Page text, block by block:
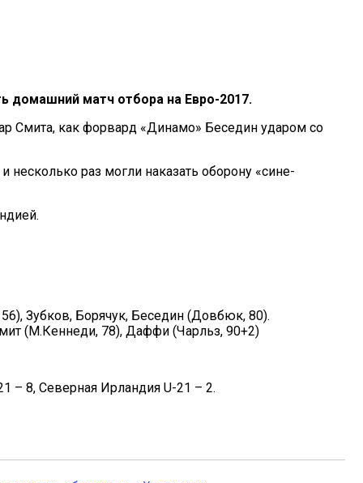
домашний матч отбора на Евро-2017.
Смита, как форвард «Динамо» Беседин ударом со
несколько раз могли наказать оборону «сине-
Зубков, Борячук, Беседин (Довбюк, 80).
(М.Кеннеди, 78), Даффи (Чарльз, 90+2)
– 8, Северная Ирландия U-21 – 2.